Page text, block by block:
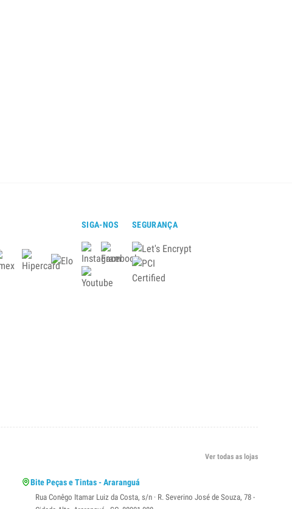
SIGA-NOS SEGURANÇA
Ver todas as lojas
Bite Peças e Tintas - Araranguá
Rua Conêgo Itamar Luiz da Costa, s/n · R. Severino José de Souza, 78 -